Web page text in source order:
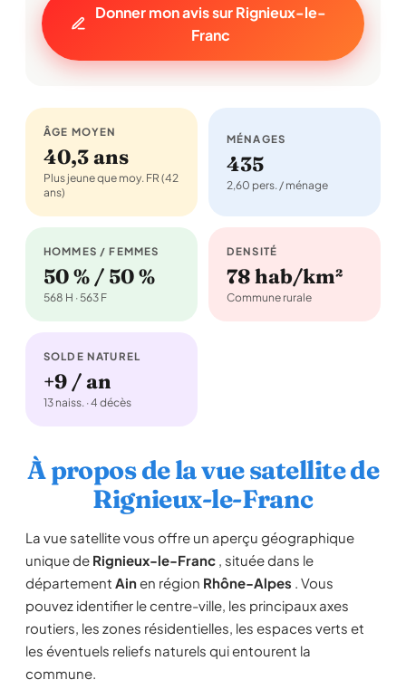
Donner mon avis sur Rignieux-le-
Franc
ÂGE MOYEN
40,3 ans
Plus jeune que moy. FR (42
ans)
MÉNAGES
435
2,60 pers. / ménage
HOMMES / FEMMES
50 % / 50 %
568 H · 563 F
DENSITÉ
78 hab/km²
Commune rurale
SOLDE NATUREL
+9 / an
13 naiss. · 4 décès
À propos de la vue satellite de
Rignieux-le-Franc
La vue satellite vous offre un aperçu géographique
unique de Rignieux-le-Franc , située dans le
département Ainen région Rhône-Alpes . Vous
pouvez identifier le centre-ville, les principaux axes
routiers, les zones résidentielles, les espaces verts et
les éventuels reliefs naturels qui entourent la
commune.